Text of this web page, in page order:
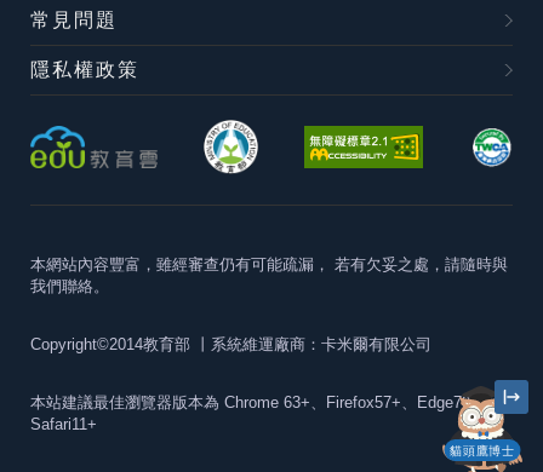
貓頭鷹博士
常見問題
隱私權政策
本網站內容豐富，雖經審查仍有可能疏漏， 若有欠妥之處，請隨時與
我們聯絡。
Copyright©2014教育部 丨系統維運廠商：卡米爾有限公司
本站建議最佳瀏覽器版本為 Chrome 63+、Firefox57+、Edge79+及
Safari11+